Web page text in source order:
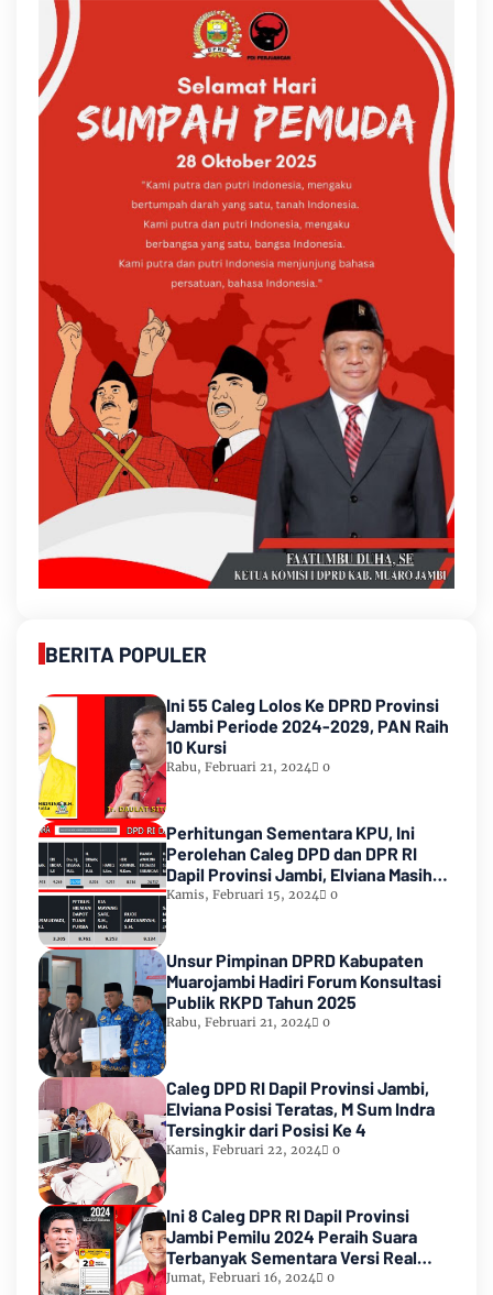
BERITA POPULER
Ini 55 Caleg Lolos Ke DPRD Provinsi
Jambi Periode 2024-2029, PAN Raih
10 Kursi
Rabu, Februari 21, 2024 0
Perhitungan Sementara KPU, Ini
Perolehan Caleg DPD dan DPR RI
Dapil Provinsi Jambi, Elviana Masih
Urutan Kedua Teratas
Kamis, Februari 15, 2024 0
Unsur Pimpinan DPRD Kabupaten
Muarojambi Hadiri Forum Konsultasi
Publik RKPD Tahun 2025
Rabu, Februari 21, 2024 0
Caleg DPD RI Dapil Provinsi Jambi,
Elviana Posisi Teratas, M Sum Indra
Tersingkir dari Posisi Ke 4
Kamis, Februari 22, 2024 0
Ini 8 Caleg DPR RI Dapil Provinsi
Jambi Pemilu 2024 Peraih Suara
Terbanyak Sementara Versi Real
Count KPU RI
Jumat, Februari 16, 2024 0